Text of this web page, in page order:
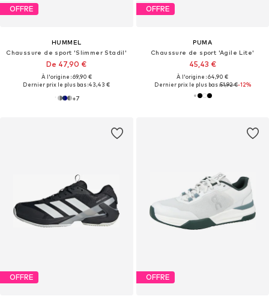
OFFRE
HUMMEL
Chaussure de sport 'Slimmer Stadil'
De 47,90 €
À l'origine : 69,90 €
Dernier prix le plus bas :43,43 €
+7
OFFRE
PUMA
Chaussure de sport 'Agile Lite'
45,43 €
À l'origine : 64,90 €
Dernier prix le plus bas :51,92 €-12%
OFFRE OFFRE